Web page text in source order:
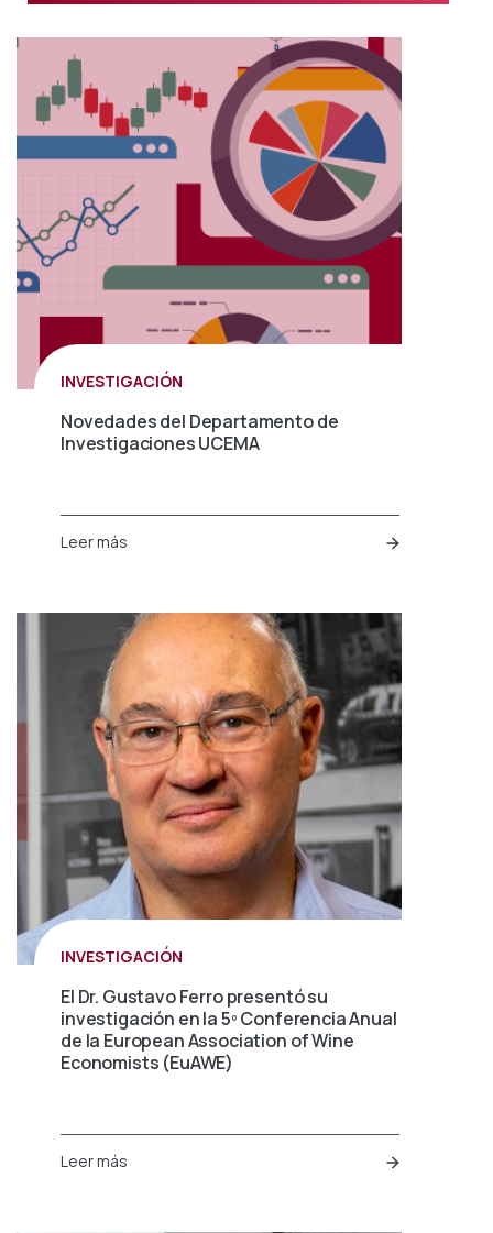
INVESTIGACIÓN
Novedades del Departamento de
Investigaciones UCEMA
Leer más
INVESTIGACIÓN
El Dr. Gustavo Ferro presentó su
investigación en la 5º Conferencia Anual
de la European Association of Wine
Economists (EuAWE)
Leer más